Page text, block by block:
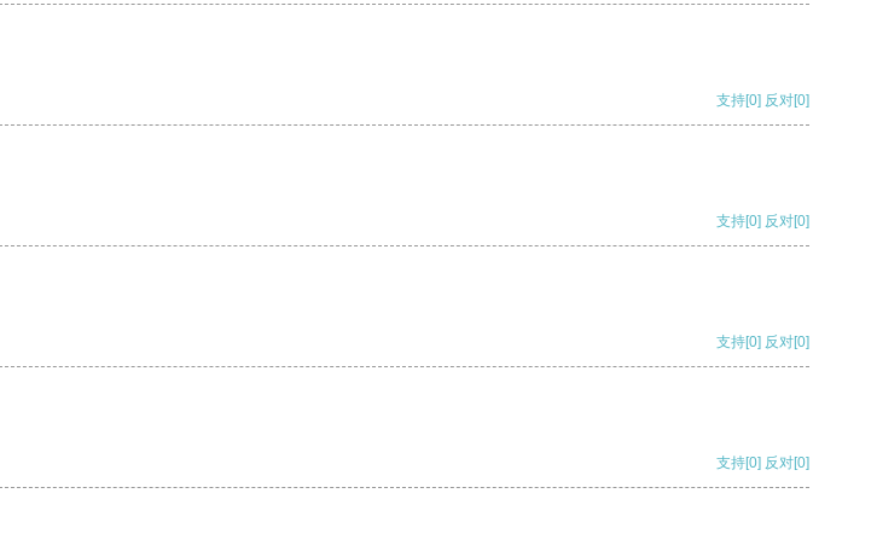
支持[0] 反对[0]
支持[0] 反对[0]
支持[0] 反对[0]
支持[0] 反对[0]